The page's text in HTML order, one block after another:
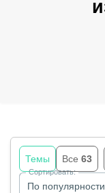
Темы Все 63
По популярности
Сортировать: